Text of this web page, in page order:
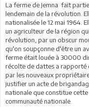
La ferme de Jemna fait
lendemain de la révolution.
nationalisée le 12 mai 1964.
un agriculteur de la région
révolution, par un obscur
qu'on soupçonne d'être un
ferme était louée à 30000
récolte de dattes a rapporté
par les nouveaux
justifier un acte de
nationale que constitue
communauté nationale.